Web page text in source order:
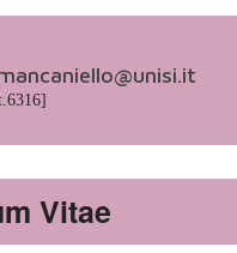
Vitae